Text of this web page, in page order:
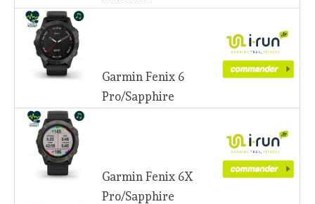
Garmin Fenix 6
Pro/Sapphire
Garmin Fenix 6X
Pro/Sapphire